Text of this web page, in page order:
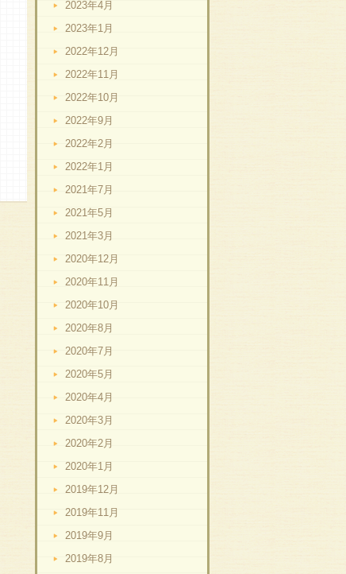
2023年4月
2023年1月
2022年12月
2022年11月
2022年10月
2022年9月
2022年2月
2022年1月
2021年7月
2021年5月
2021年3月
2020年12月
2020年11月
2020年10月
2020年8月
2020年7月
2020年5月
2020年4月
2020年3月
2020年2月
2020年1月
2019年12月
2019年11月
2019年9月
2019年8月